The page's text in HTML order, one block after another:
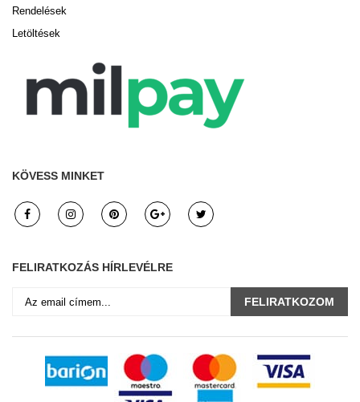
Rendelések
Letöltések
KÖVESS MINKET
FELIRATKOZÁS HÍRLEVÉLRE
FELIRATKOZOM